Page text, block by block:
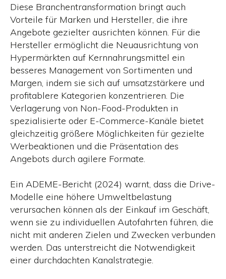
Diese Branchentransformation bringt auch
Vorteile für Marken und Hersteller, die ihre
Angebote gezielter ausrichten können. Für die
Hersteller ermöglicht die Neuausrichtung von
Hypermärkten auf Kernnahrungsmittel ein
besseres Management von Sortimenten und
Margen, indem sie sich auf umsatzstärkere und
profitablere Kategorien konzentrieren. Die
Verlagerung von Non-Food-Produkten in
spezialisierte oder E-Commerce-Kanäle bietet
gleichzeitig größere Möglichkeiten für gezielte
Werbeaktionen und die Präsentation des
Angebots durch agilere Formate.
Ein ADEME-Bericht (2024) warnt, dass die Drive-
Modelle eine höhere Umweltbelastung
verursachen können als der Einkauf im Geschäft,
wenn sie zu individuellen Autofahrten führen, die
nicht mit anderen Zielen und Zwecken verbunden
werden. Das unterstreicht die Notwendigkeit
einer durchdachten Kanalstrategie.